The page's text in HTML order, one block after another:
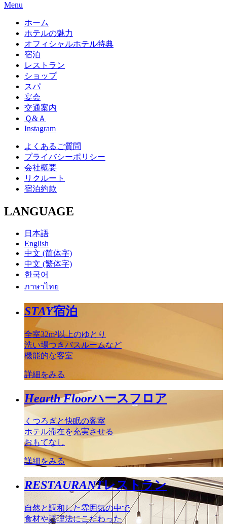
Menu
ホーム
ホテルの魅力
オフィシャルホテル特典
宿泊
レストラン
ショップ
スパ
宴会
交通案内
Ｑ&Ａ
Instagram
よくあるご質問
プライバシーポリシー
会社概要
リクルート
宿泊約款
LANGUAGE
日本語
English
中文 (简体字)
中文 (繁体字)
한국어
ภาษาไทย
STAY宿泊
全室32m²以上のゆとり
洗い場つきバスルームなど
機能的な客室
詳細をみる
Hearth Floorハースフロア
くつろぎと快眠の客室
ホテル滞在を充実させる
おもてなし
詳細をみる
RESTAURANTレストラン
自然と調和した雰囲気の中で
食材や調理法にこだわった